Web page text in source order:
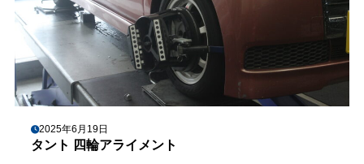
2025年6月19日
タント 四輪アライメント